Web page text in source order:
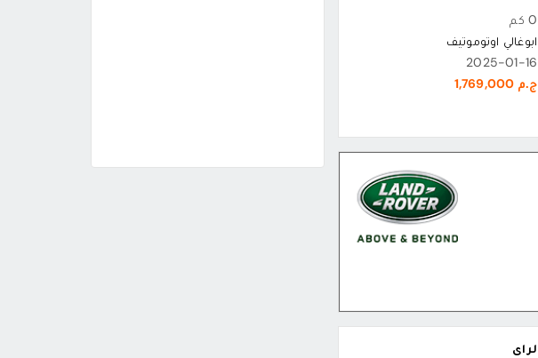
0 كم
ابوغالي اوتوموتيف
2025-01-16
ج.م 1,769,000